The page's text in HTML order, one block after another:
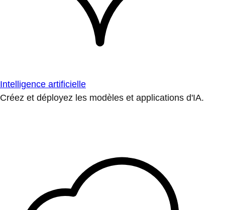
Intelligence artificielle
Créez et déployez les modèles et applications d'IA.